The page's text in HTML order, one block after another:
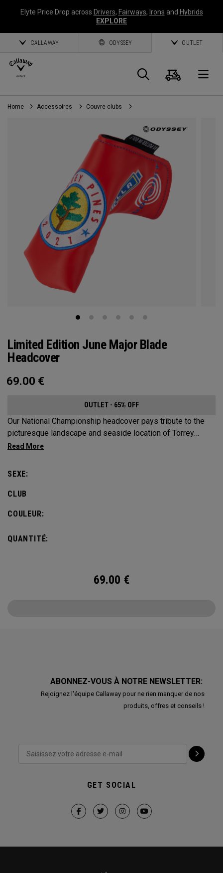
Elyte Price Drop across Drivers, Fairways, Irons and Hybrids
EXPLORE
CALLAWAY ODYSSEY OUTLET
Panier
Home Accessoires Couvre clubs
Limited Edition June Major Blade
Headcover
69.00 €
OUTLET - 65% OFF
Our National Championship headcover pays tribute to the
picturesque landscape and seaside location of Torrey
Pines, along with a classic red, white and blue design that
SEXE:
CLUB
COULEUR:
QUANTITÉ:
69.00 €
ABONNEZ-VOUS À NOTRE NEWSLETTER:
Rejoignez l'équipe Callaway pour ne rien manquer de nos
produits, offres et conseils !
GET SOCIAL